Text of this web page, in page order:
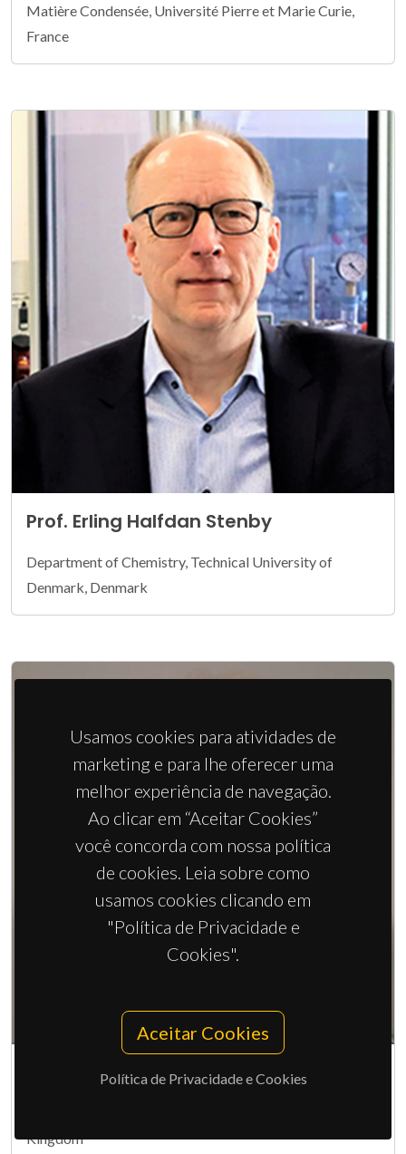
Matière Condensée, Université Pierre et Marie Curie,
France
Prof. Erling Halfdan Stenby
Department of Chemistry, Technical University of
Denmark, Denmark
Prof. James Clark
Kingdom
Usamos cookies para atividades de
marketing e para lhe oferecer uma
melhor experiência de navegação.
Ao clicar em “Aceitar Cookies”
você concorda com nossa política
de cookies. Leia sobre como
usamos cookies clicando em
"Política de Privacidade e
Cookies".
Aceitar Cookies
Política de Privacidade e Cookies